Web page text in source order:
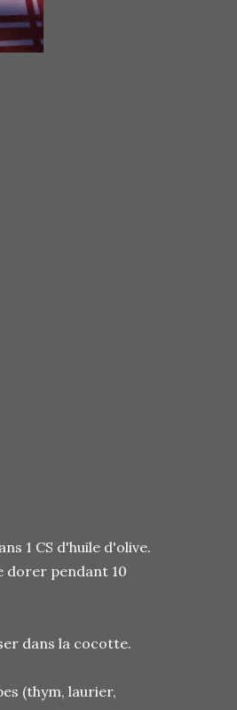
1 CS d'huile d'olive.
dorer pendant 10
dans la cocotte.
(thym, laurier,